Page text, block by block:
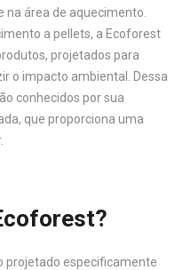
na área de aquecimento.
a pellets, a Ecoforest
projetados para
o impacto ambiental. Dessa
conhecidos por sua
que proporciona uma
projetado especificamente